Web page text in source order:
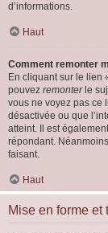
d’informations.
Haut
Comment remonter
En cliquant sur le lien
pouvez remonterle
vous ne voyez pas ce
désactivée ou que
atteint. Il est
répondant.
faisant.
Haut
Mise en forme et